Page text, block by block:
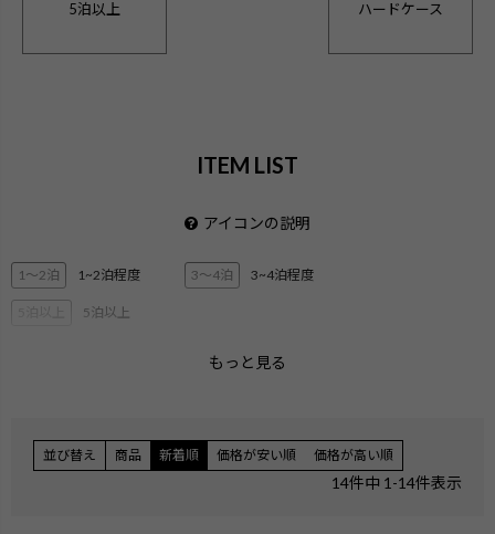
5泊以上 ハードケース
ITEM LIST
アイコンの説明
1〜2泊 1~2泊程度 3〜4泊 3~4泊程度
5泊以上
3Way キャリーオン機能
ショルダー
もっと見る
並び替え 商品 新着順 価格が安い順 価格が高い順
14件中 1 -14件表示